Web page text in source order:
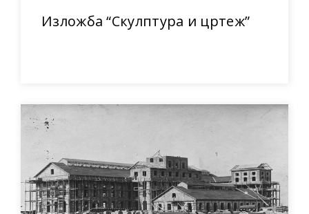
Изложба “Скулптура и цртеж”